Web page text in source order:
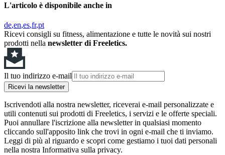
L'articolo è disponibile anche in
de en es fr pt
Ricevi consigli su fitness, alimentazione e tutte le novità sui nostri
prodotti nella newsletter di Freeletics.
Il tuo indirizzo e-mail
Ricevi la newsletter
Iscrivendoti alla nostra newsletter, riceverai e-mail personalizzate e
utili contenuti sui prodotti di Freeletics, i servizi e le offerte speciali.
Puoi annullare l'iscrizione alla newsletter in qualsiasi momento
cliccando sull'apposito link che trovi in ogni e-mail che ti inviamo.
Leggi di più al riguardo e scopri come gestiamo i tuoi dati personali
nella nostra Informativa sulla privacy.